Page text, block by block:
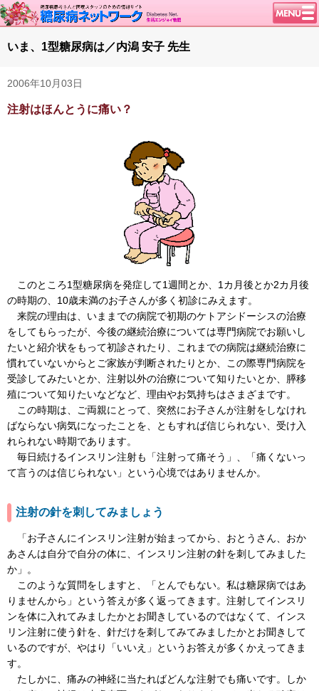
トップページ
学会・イベント
談話室BBS
1型ライフ
いま、1型糖尿病は／内潟 安子 先生
2006年10月03日
注射はほんとうに痛い？
このところ1型糖尿病を発症して1週間とか、1カ月後とか2カ月後
の時期の、10歳未満のお子さんが多く初診にみえます。
来院の理由は、いままでの病院で初期のケトアシドーシスの治療
をしてもらったが、今後の継続治療については専門病院でお願いし
たいと紹介状をもって初診されたり、これまでの病院は継続治療に
慣れていないからとご家族が判断されたりとか、この際専門病院を
受診してみたいとか、注射以外の治療について知りたいとか、膵移
殖について知りたいなどなど、理由やお気持ちはさまざまです。
この時期は、ご両親にとって、突然にお子さんが注射をしなけれ
ばならない病気になったことを、ともすれば信じられない、受け入
れられない時期であります。
毎日続けるインスリン注射も「注射って痛そう」、「痛くないっ
て言うのは信じられない」という心境ではありませんか。
注射の針を刺してみましょう
「お子さんにインスリン注射が始まってから、おとうさん、おか
あさんは自分で自分の体に、インスリン注射の針を刺してみました
か」。
このような質問をしますと、「とんでもない。私は糖尿病ではあ
りませんから」という答えが多く返ってきます。注射してインスリ
ンを体に入れてみましたかとお聞きしているのではなくて、インス
リン注射に使う針を、針だけを刺してみてみましたかとお聞きして
いるのですが、やはり「いいえ」というお答えが多くかえってきま
す。
たしかに、痛みの神経に当たればどんな注射でも痛いです。しか